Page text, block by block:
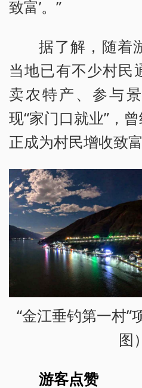
致富’。”
据了解，随着
当地已有不少村民
卖农特产、参与
现“家门口就业”，
正成为村民增收致富
“金江垂钓第一村”
图）
游客点赞